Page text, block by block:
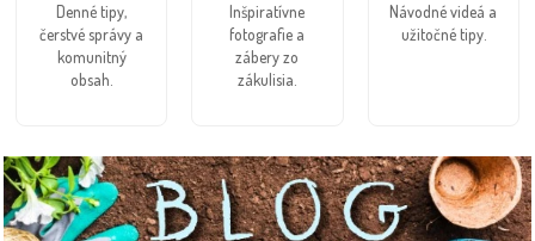
Denné tipy,
čerstvé správy a
komunitný
obsah.
Inšpiratívne
fotografie a
zábery zo
zákulisia.
Návodné videá a
užitočné tipy.